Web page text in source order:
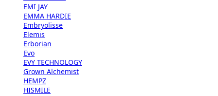
EMI JAY
EMMA HARDIE
Embryolisse
Elemis
Erborian
Evo
EVY TECHNOLOGY
Grown Alchemist
HEMPZ
HISMILE